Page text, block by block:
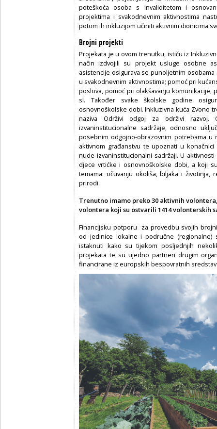
poteškoća osoba s invaliditetom i
projektima i svakodnevnim aktivnostima
potom ih inkluzijom učiniti aktivnim dionicima
Brojni projekti
Projekata je u ovom trenutku, ističu iz
način izdvojili su projekt usluge osobne
asistencije osigurava se punoljetnim
u svakodnevnim aktivnostima; pomoć pri
poslova, pomoć pri olakšavanju komunikacije,
sl. Također svake školske godine
osnovnoškolske dobi. Inkluzivna kuća Zvono
naziva Održivi odgoj za održivi
izvaninstitucionalne sadržaje, odnosno
posebnim odgojno-obrazovnim potrebama
aktivnom građanstvu te upoznati u
nude izvaninstitucionalni sadržaji. U
djece vrtićke i osnovnoškolske dobi, a koji
temama: očuvanju okoliša, biljaka i
prirodi.
Trenutno imamo preko 30 aktivnih
volontera koji su ostvarili 1414 volonterskih
Financijsku potporu za provedbu svojih
od jedinice lokalne i područne (regionalne)
istaknuti kako su tijekom posljednjih
projekata te su ujedno partneri drugim
financirane iz europskih bespovratnih